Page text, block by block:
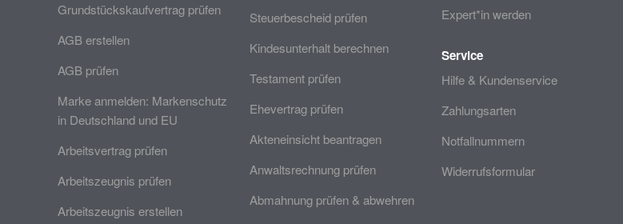
Grundstückskaufvertrag prüfen
AGB erstellen
AGB prüfen
Marke anmelden: Markenschutz
in Deutschland und EU
Arbeitsvertrag prüfen
Arbeitszeugnis prüfen
Arbeitszeugnis erstellen
Steuerbescheid prüfen
Kindesunterhalt berechnen
Testament prüfen
Ehevertrag prüfen
Akteneinsicht beantragen
Anwaltsrechnung prüfen
Abmahnung prüfen & abwehren
Expert*in werden
Service
Hilfe & Kundenservice
Zahlungsarten
Notfallnummern
Widerrufsformular